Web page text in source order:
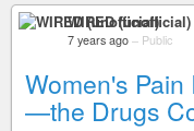
WIRED (unofficial)
7 years ago – Public
Women's
—the Drugs